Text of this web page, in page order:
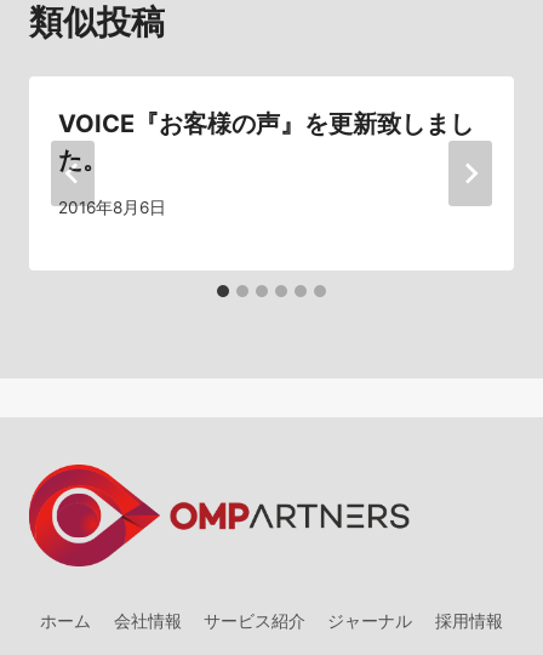
ゲ
ー
シ
ョ
類似投稿
VOICE『お客様の声』を更新致しまし
た。
2016年8月6日
ホーム 会社情報 サービス紹介 ジャーナル 採用情報